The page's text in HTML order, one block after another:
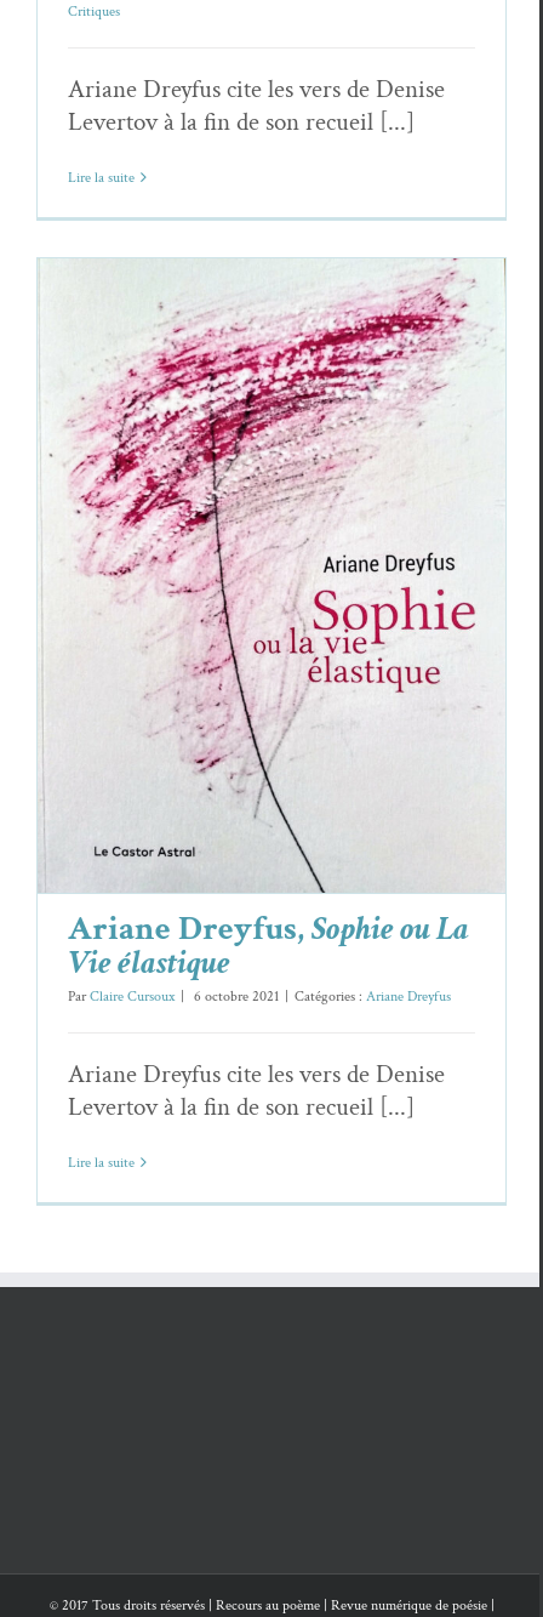
Critiques
Ariane Dreyfus cite les vers de Denise
Levertov à la fin de son recueil [...]
Lire la suite
Ariane Dreyfus,Sophie ou La Vie élastique
Ariane Dreyfus
Ariane Dreyfus,Sophie ou La
Vie élastique
ParClaire Cursoux 6 octobre 2021 Catégories : Ariane Dreyfus
Ariane Dreyfus cite les vers de Denise
Levertov à la fin de son recueil [...]
Lire la suite
© 2017 Tous droits réservés | Recours au poème | Revue numérique de poésie |